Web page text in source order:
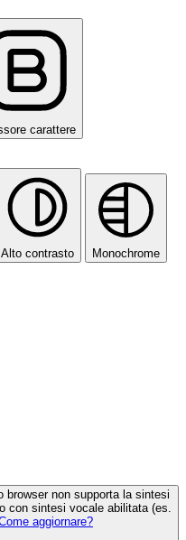
carattere
Alto contrasto Monochrome
browser non supporta la sintesi
con sintesi vocale abilitata (es.
aggiornare?